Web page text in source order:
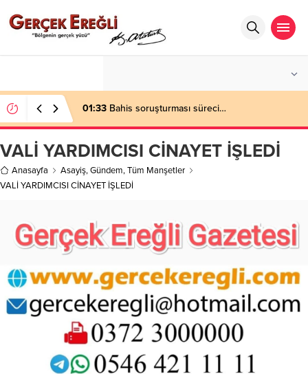
01:33 Bahis soruşturması süreci…
VALİ YARDIMCISI CİNAYET İŞLEDİ
Anasayfa Asayiş,Gündem,Tüm Manşetler
VALİ YARDIMCISI CİNAYET İŞLEDİ